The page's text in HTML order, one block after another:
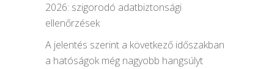
2026: szigorodó adatbiztonsági
ellenőrzések
A jelentés szerint a következő időszakban
a hatóságok még nagyobb hangsúlyt